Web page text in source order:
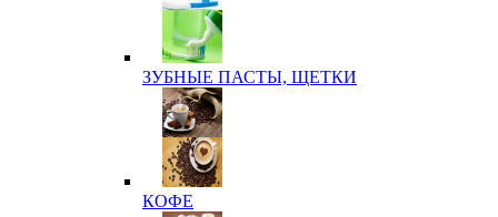
ЗУБНЫЕ ПАСТЫ, ЩЕТКИ
КОФЕ